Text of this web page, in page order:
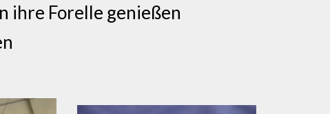
ihre Forelle genießen